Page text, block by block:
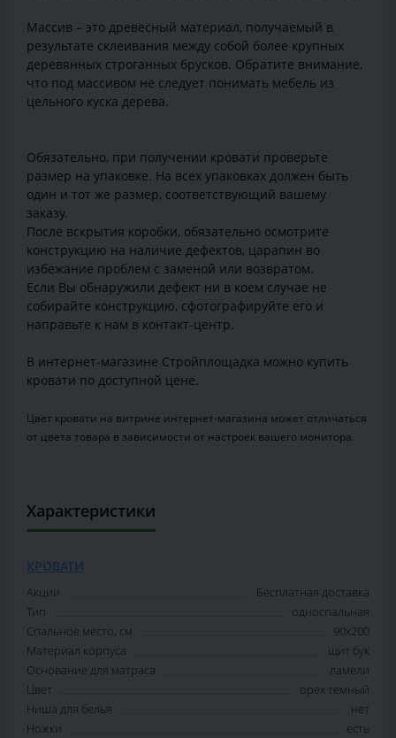
Массив – это древесный материал, получаемый в
результате склеивания между собой более крупных
деревянных строганных брусков. Обратите внимание,
что под массивом не следует понимать мебель из
цельного куска дерева.
Обязательно, при получении кровати проверьте
размер на упаковке. На всех упаковках должен быть
один и тот же размер, соответствующий вашему
заказу.
После вскрытия коробки, обязательно осмотрите
конструкцию на наличие дефектов, царапин во
избежание проблем с заменой или возвратом.
Если Вы обнаружили дефект ни в коем случае не
собирайте конструкцию, сфотографируйте его и
направьте к нам в контакт-центр.
В интернет-магазине Стройплощадка можно купить
кровати по доступной цене.
Цвет кровати на витрине интернет-магазина может отличаться
от цвета товара в зависимости от настроек вашего монитора.
Характеристики
КРОВАТИ
Акции
Бесплатная доставка
Тип
односпальная
Спальное место, см
90х200
Материал корпуса
щит бук
Основание для матраса
ламели
Цвет
орех темный
Ниша для белья
нет
Ножки
есть